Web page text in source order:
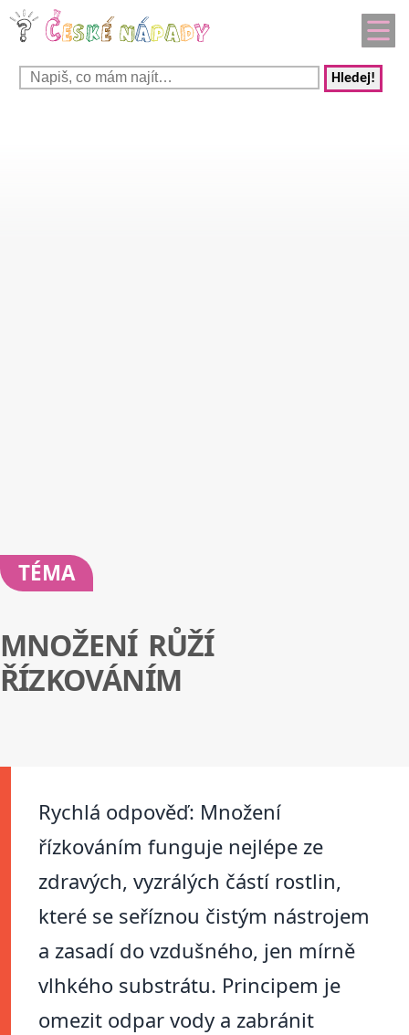
Hledej!
TÉMA
MNOŽENÍ RŮŽÍ
ŘÍZKOVÁNÍM
Rychlá odpověď: Množení
řízkováním funguje nejlépe ze
zdravých, vyzrálých částí rostlin,
které se seříznou čistým nástrojem
a zasadí do vzdušného, jen mírně
vlhkého substrátu. Principem je
omezit odpar vody a zabránit